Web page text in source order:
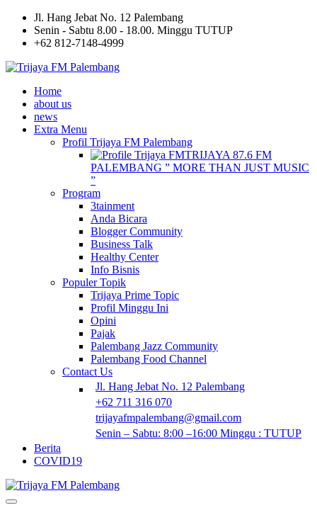
Jl. Hang Jebat No. 12 Palembang
Senin - Sabtu 8.00 - 18.00. Minggu TUTUP
+62 812-7148-4999
Home
about us
news
Extra Menu
Profil Trijaya FM Palembang
TRIJAYA 87.6 FM
PALEMBANG ” MORE THAN JUST MUSIC
”
Program
3tainment
Anda Bicara
Blogger Community
Business Talk
Healthy Center
Info Bisnis
Populer Topik
Trijaya Prime Topic
Profil Minggu Ini
Opini
Pajak
Palembang Jazz Community
Palembang Food Channel
Contact Us
Jl. Hang Jebat No. 12 Palembang
+62 711 316 070
trijayafmpalembang@gmail.com
Senin – Sabtu: 8:00 –16:00 Minggu : TUTUP
Berita
COVID19